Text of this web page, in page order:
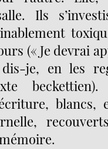
Ils
(« Je devrai
je, en les
blancs,